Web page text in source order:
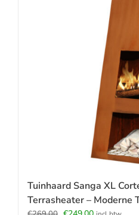
Tuinhaard Sanga XL
Terrasheater – Moderne